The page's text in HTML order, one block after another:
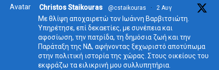
Avatar Christos Staikouras @cstaikouras · 2 Αυγ
Με θλίψη αποχαιρετώ τον Ιωάννη Βαρβιτσιώτη.
Υπηρέτησε, επί δεκαετίες, με συνέπεια και
αφοσίωση, την πατρίδα, τη δημόσια ζωή και την
Παράταξη της ΝΔ, αφήνοντας ξεχωριστό αποτύπωμα
στην πολιτική ιστορία της χώρας. Στους οικείους του
εκφράζω τα ειλικρινή μου συλλυπητήρια.